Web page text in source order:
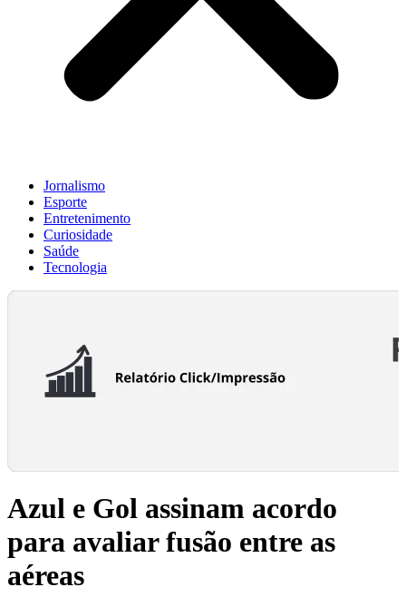
Jornalismo
Esporte
Entretenimento
Curiosidade
Saúde
Tecnologia
Azul e Gol assinam acordo
para avaliar fusão entre as
aéreas